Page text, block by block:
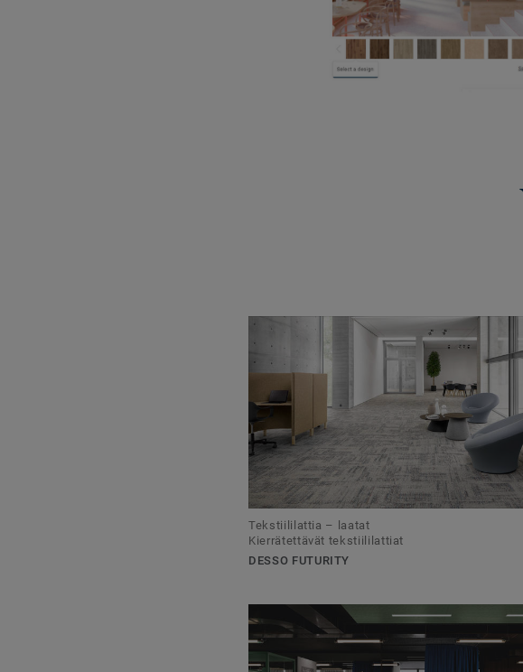
Tekstiililattia – laatat
Kierrätettävät tekstiililattiat
DESSO FUTURITY